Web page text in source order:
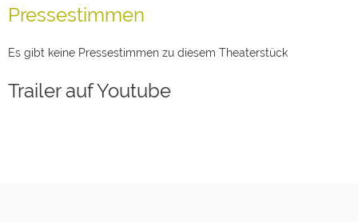
Pressestimmen
Es gibt keine Pressestimmen zu diesem Theaterstück
Trailer auf Youtube